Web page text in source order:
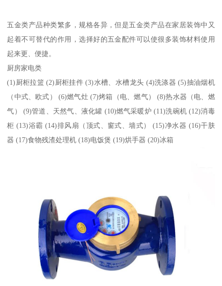
五金类产品种类繁多，规格各异，但是五金类产品在家居装饰中又
起着不可替代的作用，选择好的五金配件可以使很多装饰材料使用
起来更、便捷。
厨房家电类
(1)厨柜拉篮 (2)厨柜挂件 (3)水槽、水槽龙头 (4)洗涤器 (5)抽油烟机
（中式、欧式） (6)燃气灶 (7)烤箱（电、燃气） (8)热水器（电、燃
气） (9)管道、天然气、液化罐 (10)燃气采暖炉 (11)洗碗机 (12)消毒
柜 (13)浴霸 (14)排风扇（顶式、窗式、墙式） (15)净水器 (16)干肤
器 (17)食物残渣处理机 (18)电饭煲 (19)烘手器 (20)冰箱